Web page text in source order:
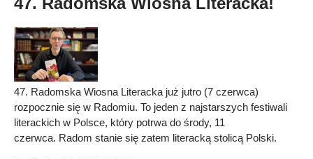
47. Radomska Wiosna Literacka już jutro (7 czerwca)
rozpocznie się w Radomiu. To jeden z najstarszych festiwali
literackich w Polsce, który potrwa do środy, 11
czerwca. Radom stanie się zatem literacką stolicą Polski.